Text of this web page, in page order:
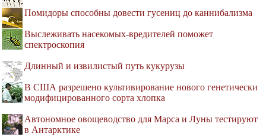
Помидоры способны довести гусениц до каннибализма
Выслеживать насекомых-вредителей поможет
спектроскопия
Длинный и извилистый путь кукурузы
В США разрешено культивирование нового генетически
модифицированного сорта хлопка
Автономное овощеводство для Марса и Луны тестируют
в Антарктике